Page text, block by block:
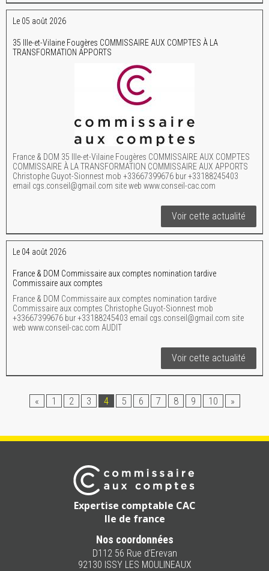
Le 05 août 2026
35 Ille-et-Vilaine Fougères COMMISSAIRE AUX COMPTES À LA
TRANSFORMATION APPORTS
France & DOM 35 Ille-et-Vilaine Fougères COMMISSAIRE AUX COMPTES
COMMISSAIRE À LA TRANSFORMATION COMMISSAIRE AUX APPORTS
Christophe Guyot-Sionnest mob +33667399676 bur +33188245403
email cgs.conseil@gmail.com site web www.conseil-cac.com
Voir cette actualité
Le 04 août 2026
France & DOM Commissaire aux comptes nomination tardive
Commissaire aux comptes
France & DOM Commissaire aux comptes nomination tardive
Commissaire aux comptes Christophe Guyot-Sionnest mob
+33667399676 bur +33188245403 email cgs.conseil@gmail.com site
web www.conseil-cac.com AUDIT
Voir cette actualité
« 1 2 3 4 5 6 7 8 9 10 »
Expertise comptable CAC
Ile de france
Nos coordonnées
D112 56 Rue d'Erevan
92130 ISSY LES MOULINEAUX